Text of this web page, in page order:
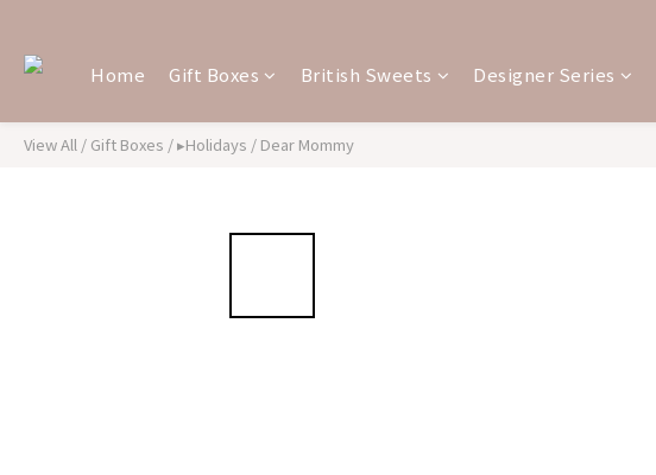
Home Gift Boxes British Sweets Designer Series
View All / Gift Boxes /▸Holidays / Dear Mommy